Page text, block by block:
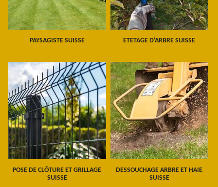
PAYSAGISTE SUISSE ETETAGE D'ARBRE SUISSE
POSE DE CLÔTURE ET GRILLAGE
SUISSE
DESSOUCHAGE ARBRE ET HAIE
SUISSE